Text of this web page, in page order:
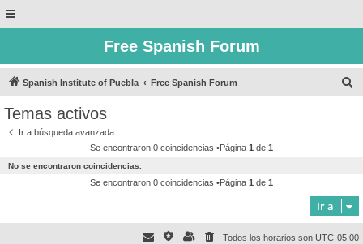
Free Spanish Forum
Spanish Institute of Puebla Free Spanish Forum
Temas activos
Ir a búsqueda avanzada
Se encontraron 0 coincidencias •Página 1 de 1
No se encontraron coincidencias.
Se encontraron 0 coincidencias •Página 1 de 1
Ir a
Todos los horarios son UTC-05:00